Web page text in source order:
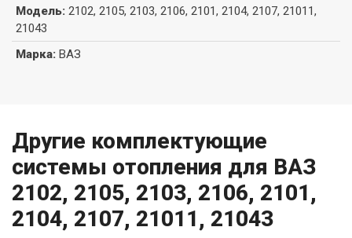
Модель: 2102, 2105, 2103, 2106, 2101, 2104, 2107, 21011,
21043
Марка: ВАЗ
Другие комплектующие
системы отопления для ВАЗ
2102, 2105, 2103, 2106, 2101,
2104, 2107, 21011, 21043